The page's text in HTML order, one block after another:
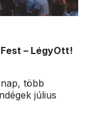
– LégyOtt!
több
július